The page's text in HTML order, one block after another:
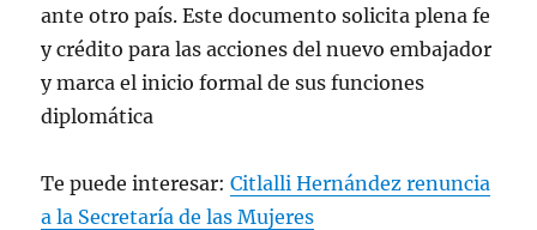
ante otro país. Este documento solicita plena fe
y crédito para las acciones del nuevo embajador
y marca el inicio formal de sus funciones
diplomática
Te puede interesar:Citlalli Hernández renuncia
a la Secretaría de las Mujeres